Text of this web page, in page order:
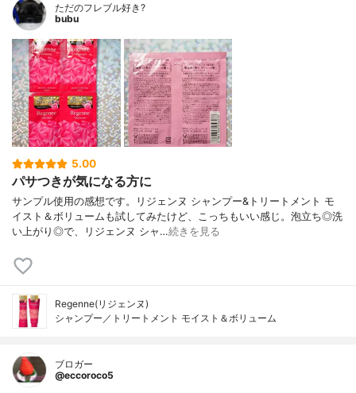
ただのフレブル好き?
bubu
5.00
パサつきが気になる方に
サンプル使用の感想です。リジェンヌ シャンプー&トリートメント モ
イスト＆ボリュームも試してみたけど、こっちもいい感じ。泡立ち◎洗
い上がり◎で、リジェンヌ シャ…続きを見る
Regenne(リジェンヌ)
シャンプー／トリートメント モイスト＆ボリューム
ブロガー
@eccoroco5